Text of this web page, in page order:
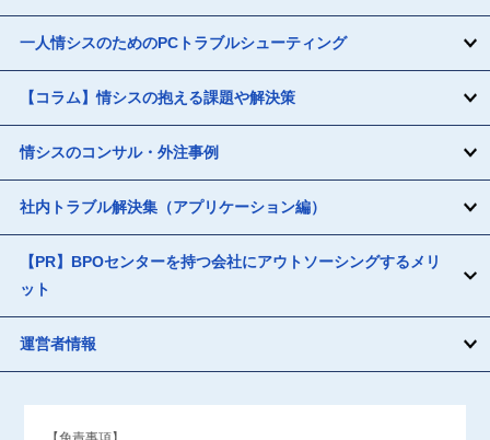
一人情シスのためのPCトラブルシューティング
【コラム】情シスの抱える課題や解決策
情シスのコンサル・外注事例
社内トラブル解決集（アプリケーション編）
【PR】BPOセンターを持つ会社にアウトソーシングするメリ
ット
運営者情報